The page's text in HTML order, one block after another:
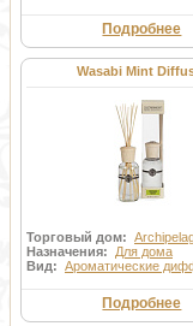
Подробнее
Wasabi Mint
Торговый дом:
Назначения: Для дома
Вид: Ароматические
Подробнее